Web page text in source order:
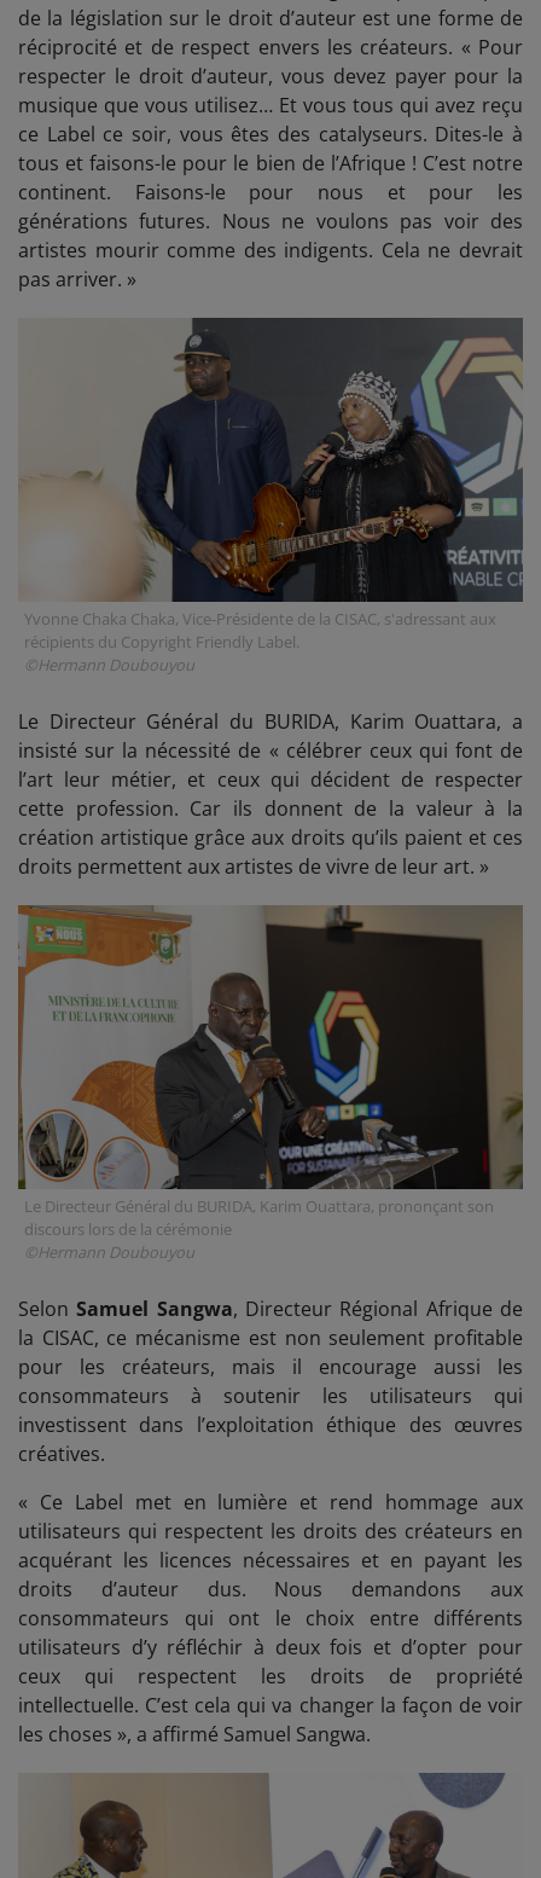
de la législation sur le droit d’auteur est une forme de
réciprocité et de respect envers les créateurs. « Pour
respecter le droit d’auteur, vous devez payer pour la
musique que vous utilisez… Et vous tous qui avez reçu
ce Label ce soir, vous êtes des catalyseurs. Dites-le à
tous et faisons-le pour le bien de l’Afrique ! C’est notre
continent. Faisons-le pour nous et pour les
générations futures. Nous ne voulons pas voir des
artistes mourir comme des indigents. Cela ne devrait
pas arriver. »
Yvonne Chaka Chaka, Vice-Présidente de la CISAC, s'adressant aux
récipients du Copyright Friendly Label.
©Hermann Doubouyou
Le Directeur Général du BURIDA, Karim Ouattara, a
insisté sur la nécessité de « célébrer ceux qui font de
l’art leur métier, et ceux qui décident de respecter
cette profession. Car ils donnent de la valeur à la
création artistique grâce aux droits qu’ils paient et ces
droits permettent aux artistes de vivre de leur art. »
Le Directeur Général du BURIDA, Karim Ouattara, prononçant son
discours lors de la cérémonie
©Hermann Doubouyou
SelonSamuel Sangwa, Directeur Régional Afrique de
la CISAC, ce mécanisme est non seulement profitable
pour les créateurs, mais il encourage aussi les
consommateurs à soutenir les utilisateurs qui
investissent dans l’exploitation éthique des œuvres
créatives.
« Ce Label met en lumière et rend hommage aux
utilisateurs qui respectent les droits des créateurs en
acquérant les licences nécessaires et en payant les
droits d’auteur dus. Nous demandons aux
consommateurs qui ont le choix entre différents
utilisateurs d’y réfléchir à deux fois et d’opter pour
ceux qui respectent les droits de propriété
intellectuelle. C’est cela qui va changer la façon de voir
les choses », a affirmé Samuel Sangwa.